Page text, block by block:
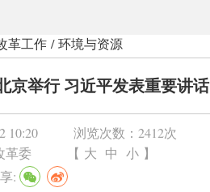
革工作 /环境与资源
京举行 习近平发表重要讲话
10:20 浏览次数： 2412次
革委 【 大 中 小 】
: